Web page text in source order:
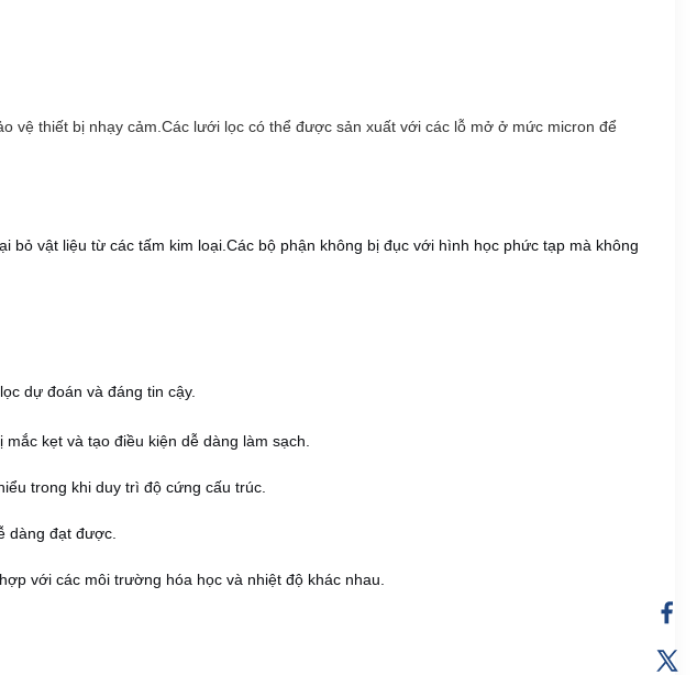
vệ thiết bị nhạy cảm.Các lưới lọc có thể được sản xuất với các lỗ mở ở mức micron để
vật liệu từ các tấm kim loại.Các bộ phận không bị đục với hình học phức tạp mà không
dự đoán và đáng tin cậy.
kẹt và tạo điều kiện dễ dàng làm sạch.
trong khi duy trì độ cứng cấu trúc.
dàng đạt được.
với các môi trường hóa học và nhiệt độ khác nhau.